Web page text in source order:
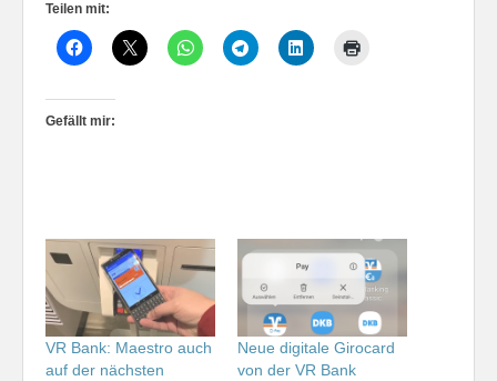
Teilen mit:
Gefällt mir:
VR Bank: Maestro auch
auf der nächsten
Neue digitale Girocard
von der VR Bank